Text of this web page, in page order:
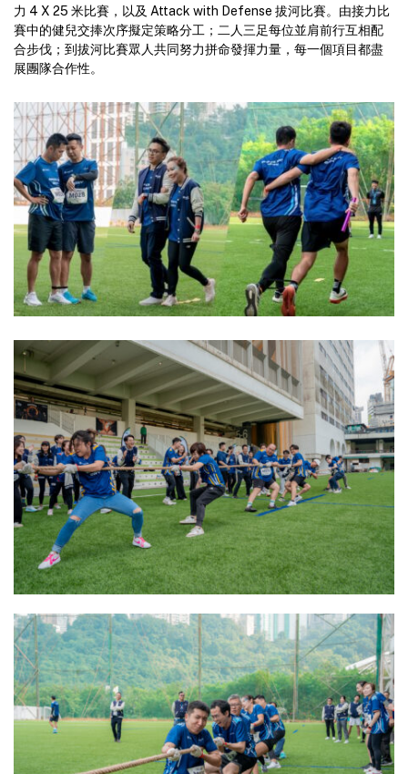
力 4 X 25 米比賽，以及 Attack with Defense 拔河比賽。由接力比
賽中的健兒交捧次序擬定策略分工；二人三足每位並肩前行互相配
合步伐；到拔河比賽眾人共同努力拼命發揮力量，每一個項目都盡
展團隊合作性。